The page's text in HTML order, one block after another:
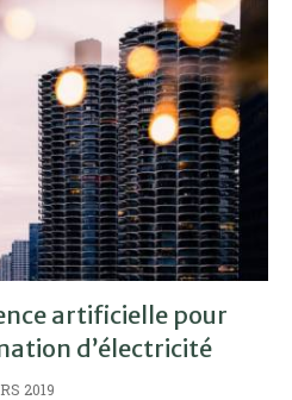
artificielle pour
d’électricité
2019